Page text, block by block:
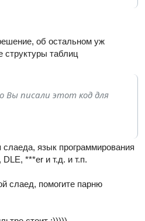
об остальном уж
структуры таблиц
Вы писали этот код для
слаеда, язык программирования
***er и т.д. и т.п.
слаед, помогите парню